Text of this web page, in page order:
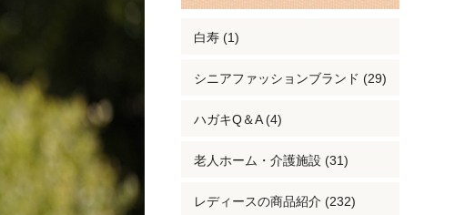
白寿 (1)
シニアファッションブランド (29)
ハガキQ＆A (4)
老人ホーム・介護施設 (31)
レディースの商品紹介 (232)